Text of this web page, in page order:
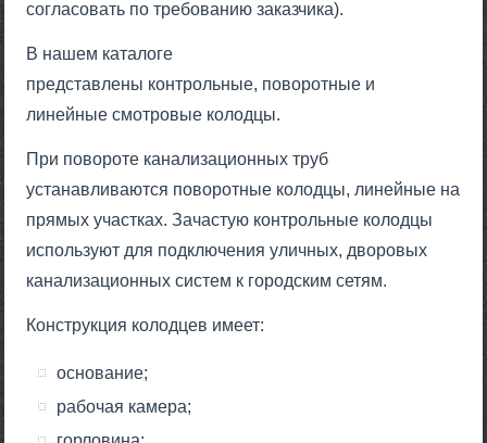
согласовать по требованию заказчика).
В нашем каталоге
представлены контрольные, поворотные и
линейные смотровые колодцы.
При повороте канализационных труб
устанавливаются поворотные колодцы, линейные на
прямых участках. Зачастую контрольные колодцы
используют для подключения уличных, дворовых
канализационных систем к городским сетям.
Конструкция колодцев имеет:
основание;
рабочая камера;